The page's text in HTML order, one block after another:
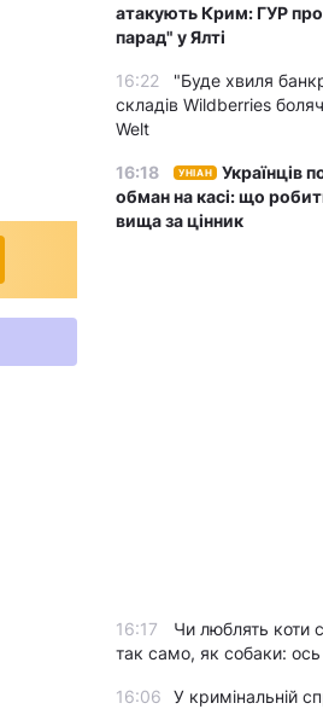
атакують Крим: ГУР
парад" у Ялті
16:22
"Буде хвиля
складів Wildberries
Welt
16:18 УНІАН
Українців
обман на касі: що
вища за цінник
16:17
Чи люблять коти
так само, як собаки:
16:06
У кримінальній